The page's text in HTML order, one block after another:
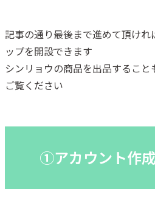
記事の通り最後まで進めて頂けれ
ップを開設できます
シンリョウの商品を出品すること
ご覧ください
➀アカウント作成